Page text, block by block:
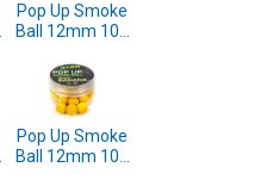
Pop Up Smoke
Ball 12mm 10g
(SP172135)
Pop Up Smoke
Ball 12mm 10g